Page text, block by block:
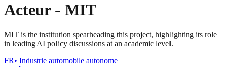
Acteur- MIT
MIT is the institution spearheading this project, highlighting its role
in leading AI policy discussions at an academic level.
FR• Industrie automobile autonome